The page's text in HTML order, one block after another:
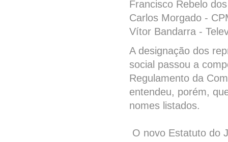
Francisco Rebelo
Carlos Morgado -
Vítor Bandarra -
A designação dos
social passou a
Regulamento da
entendeu, porém,
nomes listados.
O novo Estatuto do